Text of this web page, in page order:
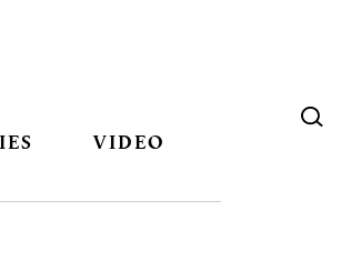
VIDEO